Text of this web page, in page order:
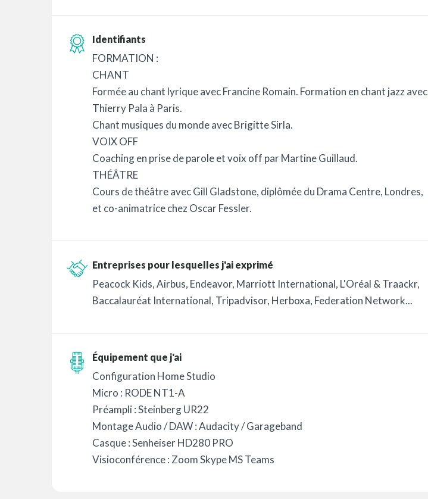
Identifiants
FORMATION :
CHANT
Formée au chant lyrique avec Francine Romain. Formation en chant jazz avec
Thierry Pala à Paris.
Chant musiques du monde avec Brigitte Sirla.
VOIX OFF
Coaching en prise de parole et voix off par Martine Guillaud.
THÉÂTRE
Cours de théâtre avec Gill Gladstone, diplômée du Drama Centre, Londres,
et co-animatrice chez Oscar Fessler.
Entreprises pour lesquelles j'ai exprimé
Peacock Kids, Airbus, Endeavor, Marriott International, L'Oréal & Traackr,
Baccalauréat International, Tripadvisor, Herboxa, Federation Network...
Équipement que j'ai
Configuration Home Studio
Micro : RODE NT1-A
Préampli : Steinberg UR22
Montage Audio / DAW : Audacity / Garageband
Casque : Senheiser HD280 PRO
Visioconférence : Zoom Skype MS Teams